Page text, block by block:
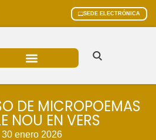
SEDE ELECTRÓNICA
DE MICROPOEMAS
NOU EN VERS
30 enero 2026